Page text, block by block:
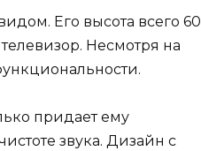
Его высота всего 60
Несмотря на
придает ему
звука. Дизайн с